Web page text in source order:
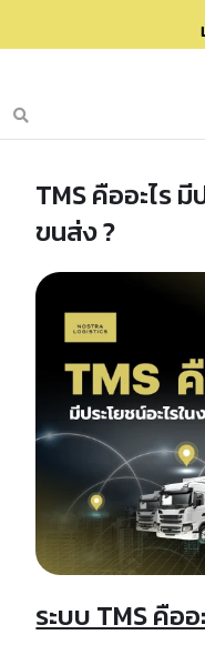
TMS คืออะไร มี
ขนส่ง ?
ระบบ TMS คืออ